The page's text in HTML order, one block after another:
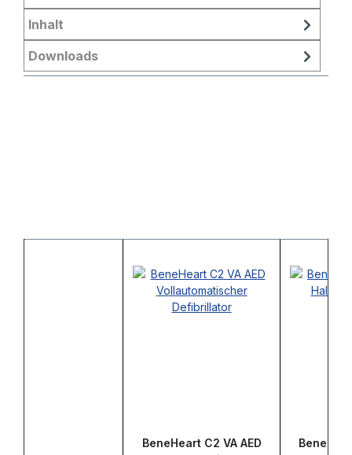
Inhalt
Downloads
BeneHeart C2 VA AED